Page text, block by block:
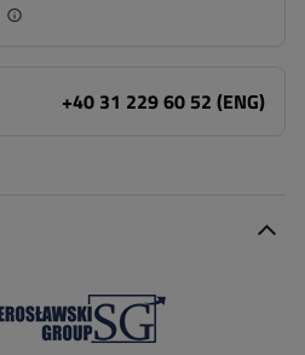
+40 31 229 60 52 (ENG)